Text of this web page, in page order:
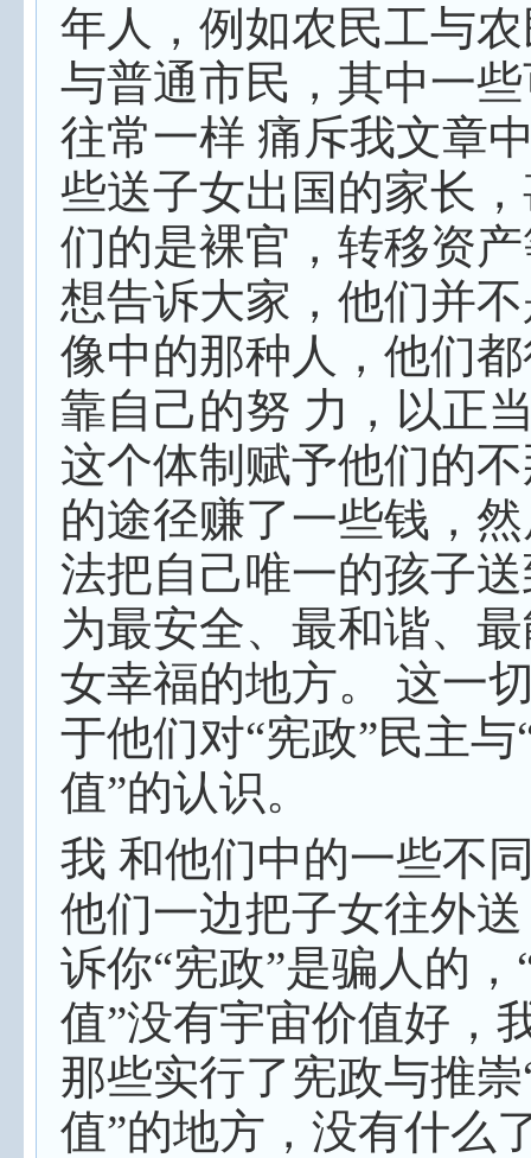
年人，例如农民工与
与普通市民，其中一
往常一样 痛斥我文章
些送子女出国的家长
们的是裸官，转移资
想告诉大家，他们并
像中的那种人，他们
靠自己的努 力，以正
这个体制赋予他们的
的途径赚了一些钱，
法把自己唯一的孩子
为最安全、最和谐、
女幸福的地方。 这一
于他们对“宪政”民主与
值”的认识。
我 和他们中的一些不
他们一边把子女往外
诉你“宪政”是骗人的，
值”没有宇宙价值好，
那些实行了宪政与推
值”的地方，没有什么